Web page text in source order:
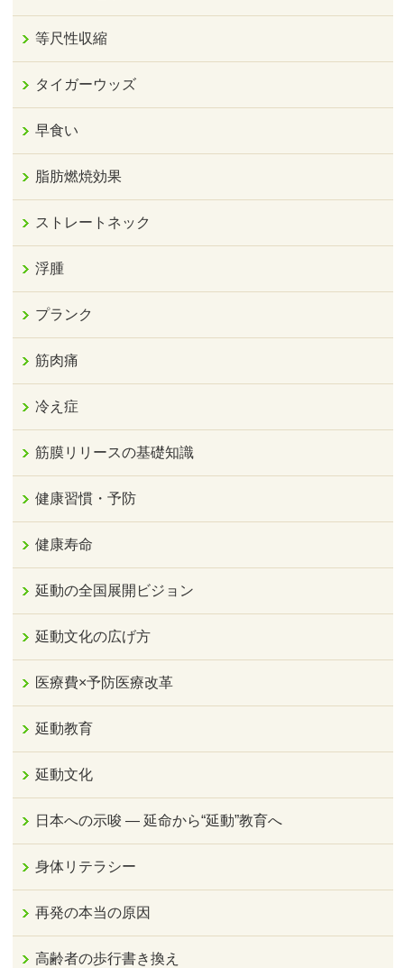
等尺性収縮
タイガーウッズ
早食い
脂肪燃焼効果
ストレートネック
浮腫
プランク
筋肉痛
冷え症
筋膜リリースの基礎知識
健康習慣・予防
健康寿命
延動の全国展開ビジョン
延動文化の広げ方
医療費×予防医療改革
延動教育
延動文化
日本への示唆 ― 延命から“延動”教育へ
身体リテラシー
再発の本当の原因
高齢者の歩行書き換え